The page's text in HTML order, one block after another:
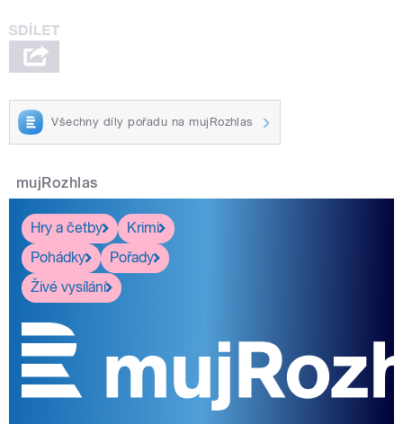
Všechny díly pořadu na mujRozhlas
mujRozhlas
Hry a četby
Krimi
Pohádky
Pořady
Živé vysílání